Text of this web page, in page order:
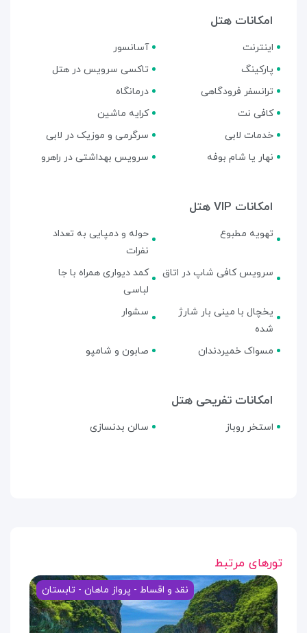
امکانات هتل
اینترنت
آسانسور
پارکینگ
تاکسی سرویس در هتل
ترانسفر فرودگاهی
درمانگاه
کافی نت
کرایه ماشین
خدمات لابی
سرگرمی و موزیک در لابی
نهار یا شام بوفه
سرویس بهداشتی در راهرو
امکانات VIP هتل
تهویه مطبوع
حوله و دمپایی به تعداد
نفرات
سرویس کافی شاپ در اتاق
کمد دیواری همراه با جا
لباسی
یخچال با مینی بار شارژ
شده
سشوار
مسواک خمیردندان صابون و شامپو
امکانات تفریحی هتل
استخر روباز سالن بدنسازی
تورهای مرتبط
نقد و اقساط - پرواز ماهان - تابستان